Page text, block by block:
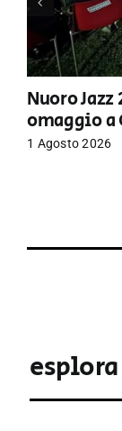
Nuoro
omaggio a
1 Agosto 2026
esplora